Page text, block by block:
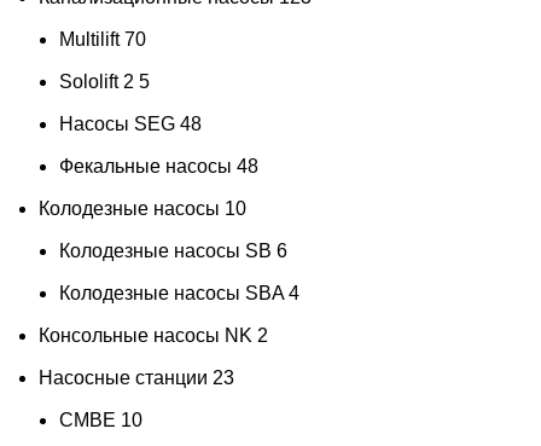
Multilift 70
Sololift 2 5
Насосы SEG 48
Фекальные насосы 48
Колодезные насосы 10
Колодезные насосы SB 6
Колодезные насосы SBA 4
Консольные насосы NK 2
Насосные станции 23
CMBE 10